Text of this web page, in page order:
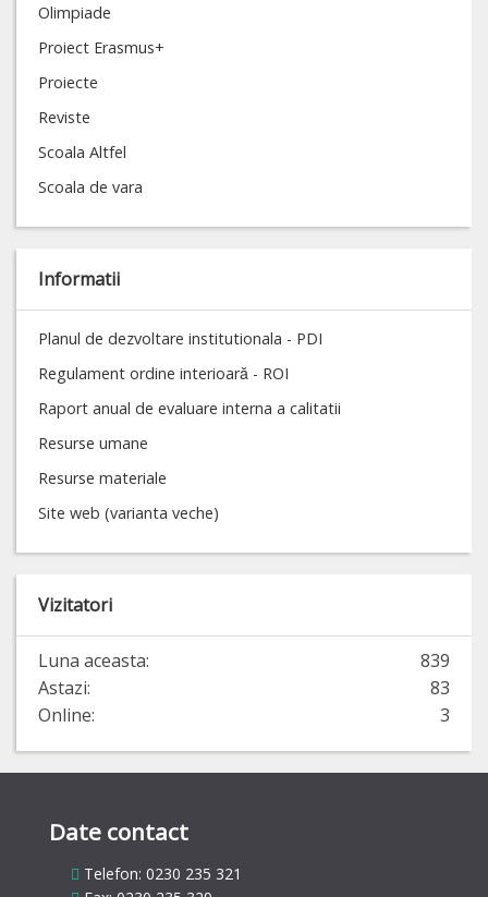
Olimpiade
Proiect Erasmus+
Proiecte
Reviste
Scoala Altfel
Scoala de vara
Informatii
Planul de dezvoltare institutionala - PDI
Regulament ordine interioară - ROI
Raport anual de evaluare interna a calitatii
Resurse umane
Resurse materiale
Site web (varianta veche)
Vizitatori
839
Luna aceasta:
83
Astazi:
3
Online:
Date contact
Telefon: 0230 235 321